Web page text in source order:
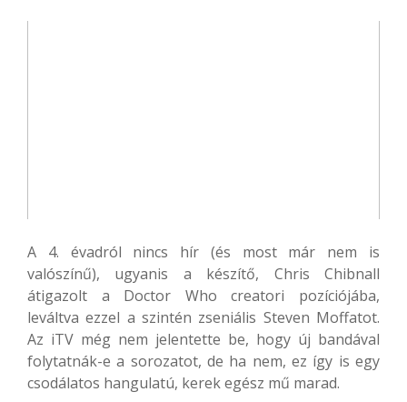
A 4. évadról nincs hír (és most már nem is
valószínű), ugyanis a készítő, Chris Chibnall
átigazolt a Doctor Who creatori pozíciójába,
leváltva ezzel a szintén zseniális Steven Moffatot.
Az iTV még nem jelentette be, hogy új bandával
folytatnák-e a sorozatot, de ha nem, ez így is egy
csodálatos hangulatú, kerek egész mű marad.